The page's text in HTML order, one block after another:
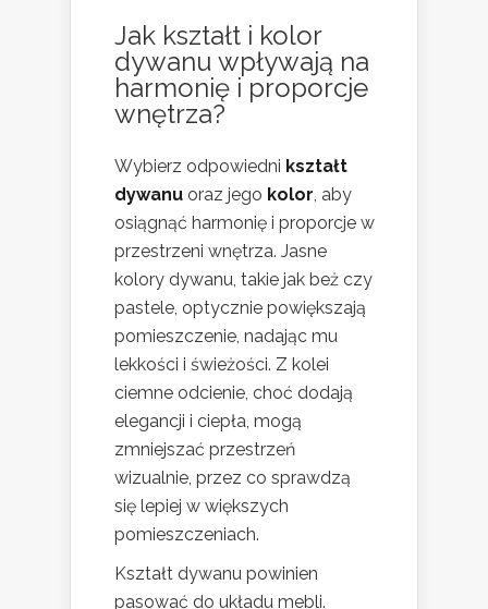
Jak kształt i kolor
dywanu wpływają na
harmonię i proporcje
wnętrza?
Wybierz odpowiedni kształt
dywanu oraz jego kolor, aby
osiągnąć harmonię i proporcje w
przestrzeni wnętrza. Jasne
kolory dywanu, takie jak beż czy
pastele, optycznie powiększają
pomieszczenie, nadając mu
lekkości i świeżości. Z kolei
ciemne odcienie, choć dodają
elegancji i ciepła, mogą
zmniejszać przestrzeń
wizualnie, przez co sprawdzą
się lepiej w większych
pomieszczeniach.
Kształt dywanu powinien
pasować do układu mebli.